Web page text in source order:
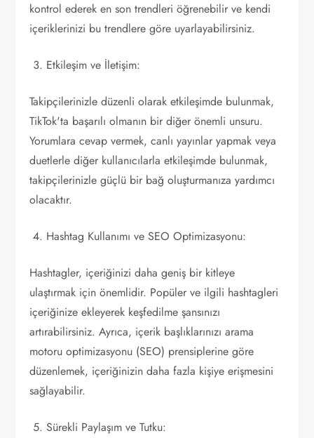
kontrol ederek en son trendleri öğrenebilir ve kendi
içeriklerinizi bu trendlere göre uyarlayabilirsiniz.
Etkileşim ve İletişim:
Takipçilerinizle düzenli olarak etkileşimde bulunmak,
TikTok'ta başarılı olmanın bir diğer önemli unsuru.
Yorumlara cevap vermek, canlı yayınlar yapmak veya
duetlerle diğer kullanıcılarla etkileşimde bulunmak,
takipçilerinizle güçlü bir bağ oluşturmanıza yardımcı
olacaktır.
Hashtag Kullanımı ve SEO Optimizasyonu:
Hashtagler, içeriğinizi daha geniş bir kitleye
ulaştırmak için önemlidir. Popüler ve ilgili hashtagleri
içeriğinize ekleyerek keşfedilme şansınızı
artırabilirsiniz. Ayrıca, içerik başlıklarınızı arama
motoru optimizasyonu (SEO) prensiplerine göre
düzenlemek, içeriğinizin daha fazla kişiye erişmesini
sağlayabilir.
Sürekli Paylaşım ve Tutku: